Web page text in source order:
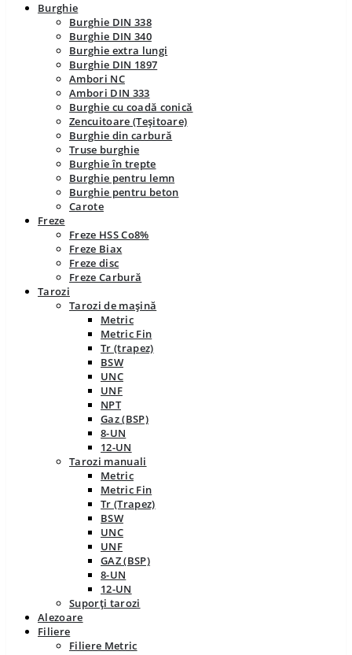
Burghie
Burghie DIN 338
Burghie DIN 340
Burghie extra lungi
Burghie DIN 1897
Ambori NC
Ambori DIN 333
Burghie cu coadă conică
Zencuitoare (Teșitoare)
Burghie din carbură
Truse burghie
Burghie în trepte
Burghie pentru lemn
Burghie pentru beton
Carote
Freze
Freze HSS Co8%
Freze Biax
Freze disc
Freze Carbură
Tarozi
Tarozi de mașină
Metric
Metric Fin
Tr (trapez)
BSW
UNC
UNF
NPT
Gaz (BSP)
8-UN
12-UN
Tarozi manuali
Metric
Metric Fin
Tr (Trapez)
BSW
UNC
UNF
GAZ (BSP)
8-UN
12-UN
Suporți tarozi
Alezoare
Filiere
Filiere Metric